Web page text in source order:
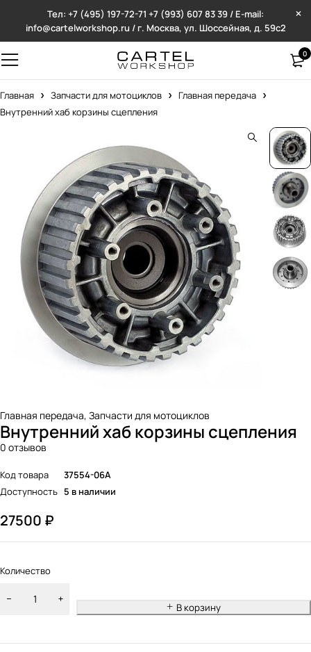
Тел: +7 (495) 197-72-71 +7 (993) 607 83 39 / E-mail:
info@cartelworkshop.ru / г. Москва, ул. Шоссейная, д. 59с2
0
Главная Запчасти для мотоциклов
Главная передача
Внутренний хаб корзины сцепления
Главная передача, Запчасти для мотоциклов
Внутренний хаб корзины сцепления
0 отзывов
Код товара
37554-06A
Доступность 5 в наличии
27500 ₽
Количество
В корзину